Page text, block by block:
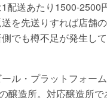
配送あたり1500-2500
を先送りすれば店舗
でも樽不足が発生し
ル・プラットフォー
醸造所。対応醸造所で